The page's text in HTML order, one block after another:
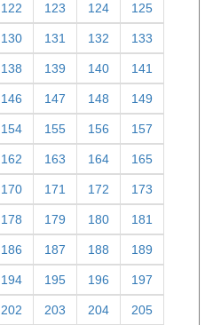
122 123 124 125
130 131 132 133
138 139 140 141
146 147 148 149
154 155 156 157
162 163 164 165
170 171 172 173
178 179 180 181
186 187 188 189
194 195 196 197
202 203 204 205